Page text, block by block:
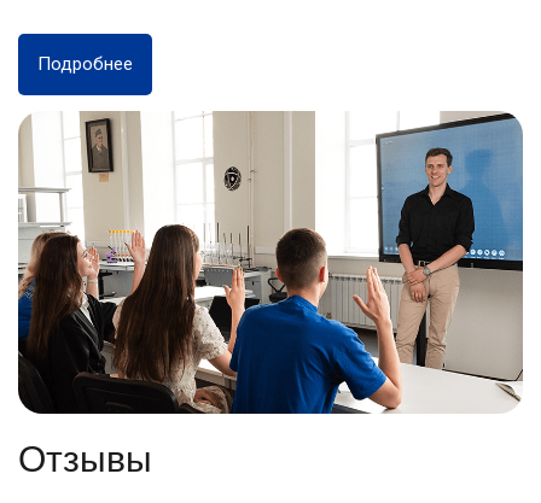
Подробнее
Отзывы